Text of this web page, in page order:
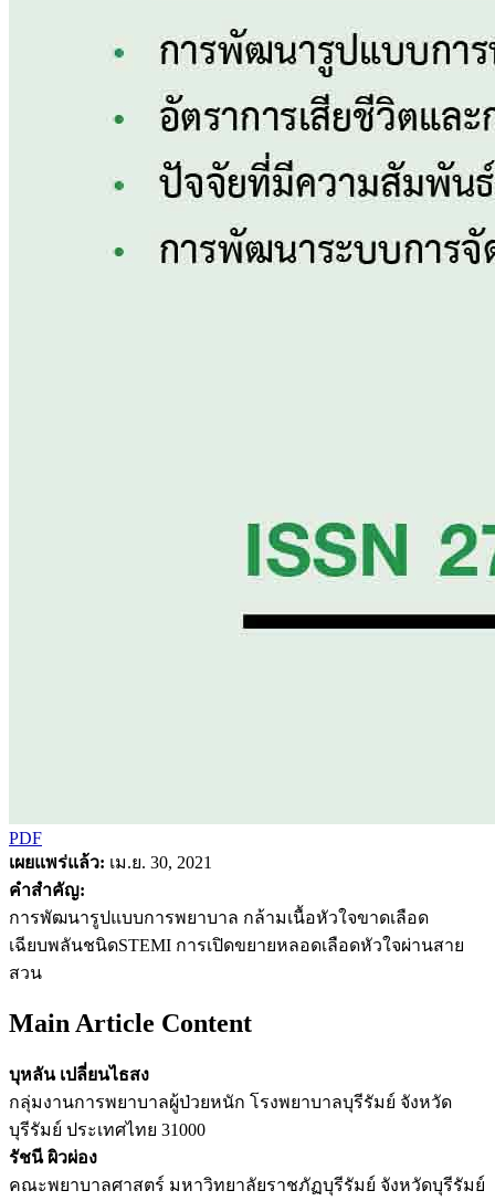
PDF
เผยแพร่แล้ว: เม.ย. 30, 2021
คำสำคัญ:
การพัฒนารูปแบบการพยาบาล กล้ามเนื้อหัวใจขาดเลือด
เฉียบพลันชนิดSTEMI การเปิดขยายหลอดเลือดหัวใจผ่านสาย
สวน
Main Article Content
บุหลัน เปลี่ยนไธสง
กลุ่มงานการพยาบาลผู้ป่วยหนัก โรงพยาบาลบุรีรัมย์ จังหวัด
บุรีรัมย์ ประเทศไทย 31000
รัชนี ผิวผ่อง
คณะพยาบาลศาสตร์ มหาวิทยาลัยราชภัฏบุรีรัมย์ จังหวัดบุรีรัมย์